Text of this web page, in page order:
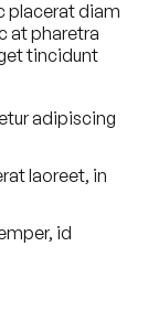
placerat diam
at pharetra
tincidunt
adipiscing
laoreet, in
id